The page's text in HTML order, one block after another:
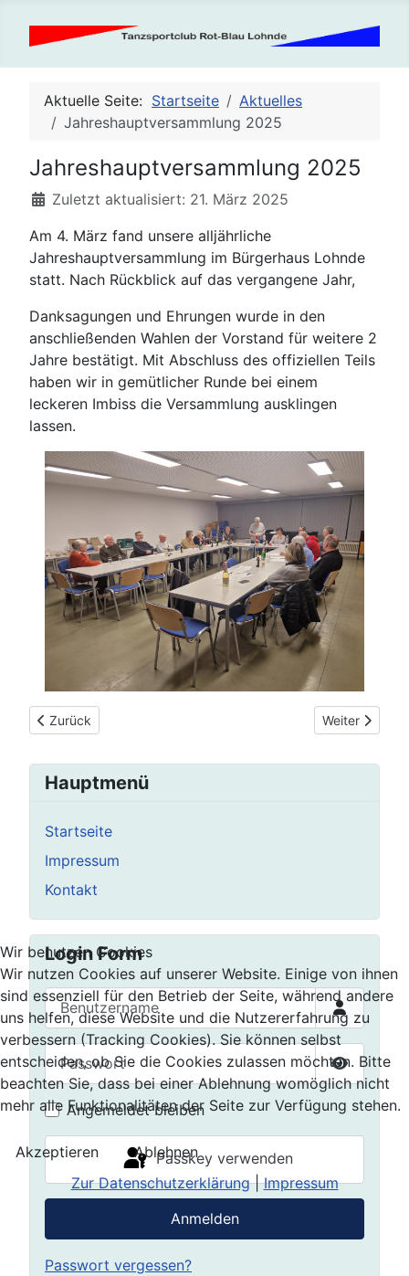
Aktuelle Seite: Startseite
Aktuelles
Jahreshauptversammlung 2025
Jahreshauptversammlung 2025
DetailsZuletzt aktualisiert: 21. März 2025
Am 4. März fand unsere alljährliche
Jahreshauptversammlung im Bürgerhaus Lohnde
statt. Nach Rückblick auf das vergangene Jahr,
Danksagungen und Ehrungen wurde in den
anschließenden Wahlen der Vorstand für weitere 2
Jahre bestätigt. Mit Abschluss des offiziellen Teils
haben wir in gemütlicher Runde bei einem
leckeren Imbiss die Versammlung ausklingen
lassen.
Vorheriger Beitrag: Feierlichkeiten zum 50-jährigen
Zurück Nächster
Weiter
Hauptmenü
Startseite
Impressum
Kontakt
Login Form
Benutzername
Passwort
Passwort
Angemeldet bleiben
Passkey verwenden
Anmelden
Passwort vergessen?
Wir benutzen Cookies
Wir nutzen Cookies auf unserer Website. Einige von ihnen
sind essenziell für den Betrieb der Seite, während andere
uns helfen, diese Website und die Nutzererfahrung zu
verbessern (Tracking Cookies). Sie können selbst
entscheiden, ob Sie die Cookies zulassen möchten. Bitte
beachten Sie, dass bei einer Ablehnung womöglich nicht
mehr alle Funktionalitäten der Seite zur Verfügung stehen.
Akzeptieren
Ablehnen
Zur Datenschutzerklärung|Impressum